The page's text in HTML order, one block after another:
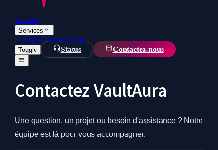
Accueil
Services
À proposTravauxBlog
Toggle Status Contactez-nous
Contactez VaultAura
Une question, un projet ou besoin d'assistance ? Notre
équipe est là pour vous accompagner.